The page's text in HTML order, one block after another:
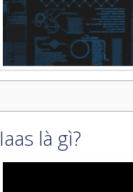
Iaas là gì?